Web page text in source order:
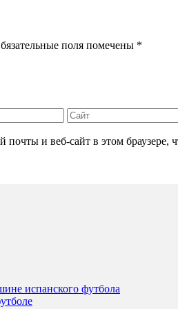
поля помечены *
почты и веб-сайт в этом
испанского футбола